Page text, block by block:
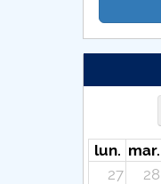
lun. mar.
27
28